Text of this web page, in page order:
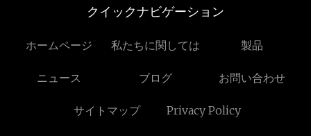
クイックナビゲーション
ホームページ 私たちに関しては 製品
ニュース ブログ お問い合わせ
サイトマップ Privacy Policy